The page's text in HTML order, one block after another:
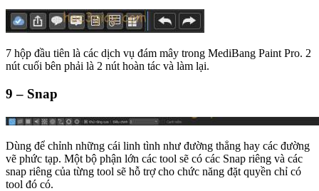
7 hộp đầu tiên là các dịch vụ đám mây trong MediBang Paint Pro. 2
nút cuối bên phải là 2 nút hoàn tác và làm lại.
9 – Snap
Dùng để chỉnh những cái linh tình như đường thẳng hay các đường
vẽ phức tạp. Một bộ phận lớn các tool sẽ có các Snap riêng và các
snap riêng của từng tool sẽ hỗ trợ cho chức năng đặt quyền chỉ có
tool đó có.